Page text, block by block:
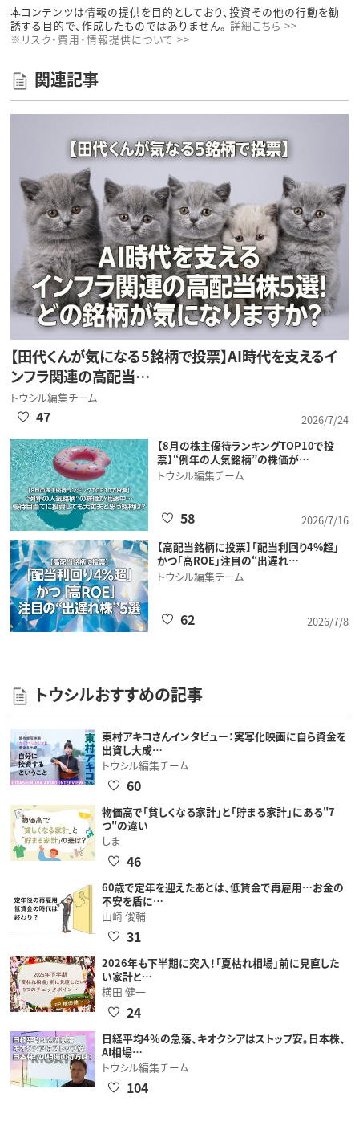
本コンテンツは情報の提供を目的としており、投資その他の行動を勧
誘する目的で、作成したものではありません。 詳細こちら >>
※リスク・費用・情報提供について >>
関連記事
【田代くんが気になる5銘柄で投票】AI時代を支えるイ
ンフラ関連の高配当…
トウシル編集チーム
2026/7/24
47
【8月の株主優待ランキングTOP10で投
票】“例年の人気銘柄”の株価が…
トウシル編集チーム
2026/7/16
58
【高配当銘柄に投票】「配当利回り4%超」
かつ「高ROE」注目の“出遅れ…
トウシル編集チーム
2026/7/8
62
トウシルおすすめの記事
東村アキコさんインタビュー：実写化映画に自ら資金を
出資し大成…
トウシル編集チーム
60
物価高で「貧しくなる家計」と「貯まる家計」にある"7
つ"の違い
しま
46
60歳で定年を迎えたあとは、低賃金で再雇用…お金の
不安を盾に…
山崎 俊輔
31
2026年も下半期に突入！「夏枯れ相場」前に見直した
い家計と…
横田 健一
24
日経平均4％の急落、キオクシアはストップ安。日本株、
AI相場…
トウシル編集チーム
104